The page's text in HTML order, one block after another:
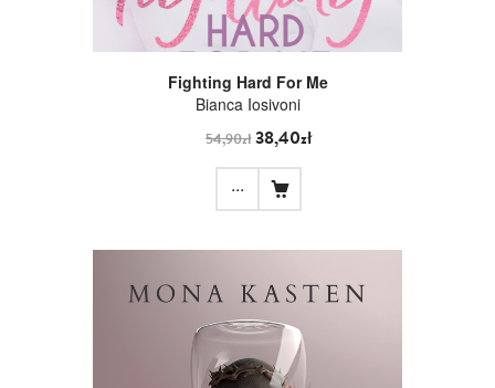
Fighting Hard For Me
Bianca Iosivoni
54,90zł38,40zł
...